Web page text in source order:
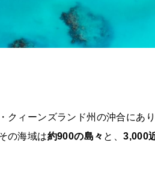
クィーンズランド州の沖合にあ
の海域は約900の島々 と、3,000